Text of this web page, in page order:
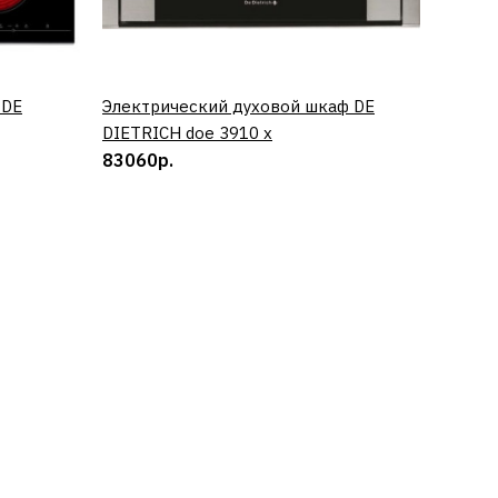
КУПИТЬ
Электрический духовой шкаф DE
DIETRICH doe 3910 x
83060р.